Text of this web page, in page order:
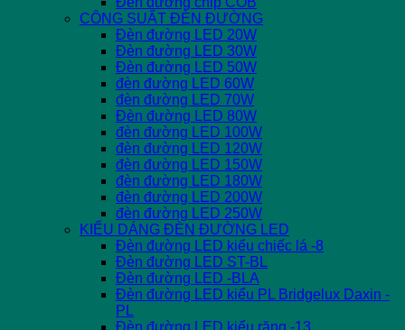
CÔNG SUẤT ĐÈN ĐƯỜNG
Đèn đường LED 20W
Đèn đường LED 30W
Đèn đường LED 50W
đèn đường LED 60W
đèn đường LED 70W
Đèn đường LED 80W
đèn đường LED 100W
đèn đường LED 120W
đèn đường LED 150W
đèn đường LED 180W
đèn đường LED 200W
đèn đường LED 250W
KIỂU DÁNG ĐÈN ĐƯỜNG LED
Đèn đường LED kiểu chiếc lá -8
Đèn đường LED ST-BL
Đèn đường LED -BLA
Đèn đường LED kiểu PL Bridgelux Daxin -
PL